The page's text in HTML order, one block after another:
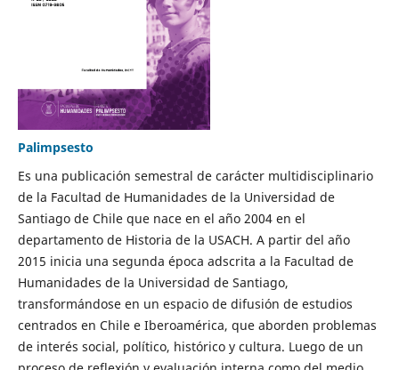
Palimpsesto
Es una publicación semestral de carácter multidisciplinario
de la Facultad de Humanidades de la Universidad de
Santiago de Chile que nace en el año 2004 en el
departamento de Historia de la USACH. A partir del año
2015 inicia una segunda época adscrita a la Facultad de
Humanidades de la Universidad de Santiago,
transformándose en un espacio de difusión de estudios
centrados en Chile e Iberoamérica, que aborden problemas
de interés social, político, histórico y cultura. Luego de un